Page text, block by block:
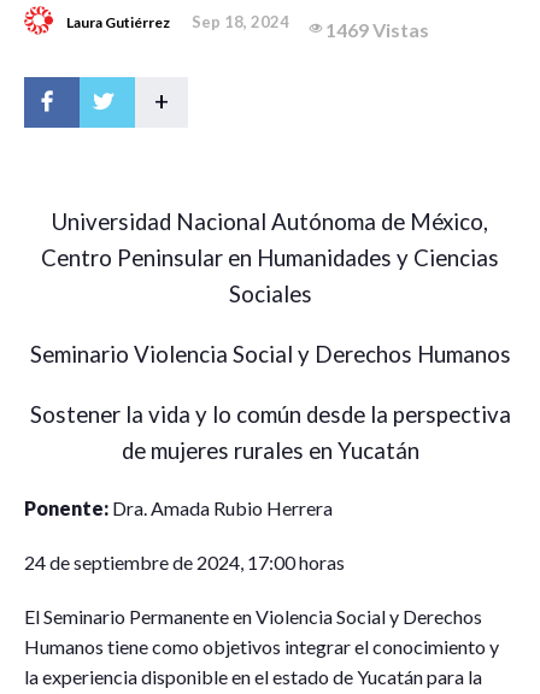
Laura Gutiérrez Sep 18, 2024 1469 Vistas
+
Universidad Nacional Autónoma de México,
Centro Peninsular en Humanidades y Ciencias
Sociales
Seminario Violencia Social y Derechos Humanos
Sostener la vida y lo común desde la perspectiva
de mujeres rurales en Yucatán
Ponente: Dra. Amada Rubio Herrera
24 de septiembre de 2024, 17:00 horas
El Seminario Permanente en Violencia Social y Derechos
Humanos tiene como objetivos integrar el conocimiento y
la experiencia disponible en el estado de Yucatán para la